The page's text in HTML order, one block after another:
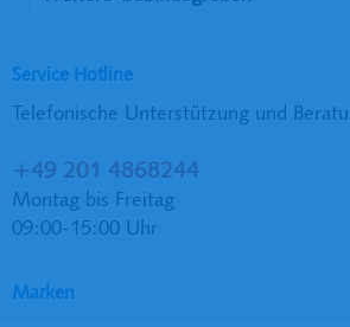
Service Hotline
Telefonische Unterstützung und
+49 201 4868244
Montag bis Freitag
09:00-15:00 Uhr
Marken